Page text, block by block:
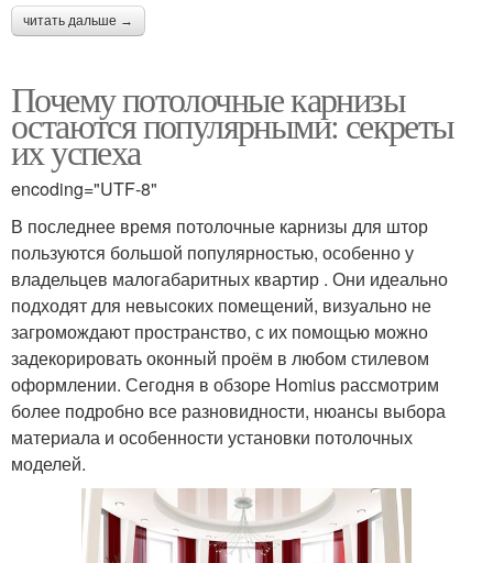
читать дальше →
Почему потолочные карнизы
остаются популярными: секреты
их успеха
encoding="UTF-8"
В последнее время потолочные карнизы для штор
пользуются большой популярностью, особенно у
владельцев малогабаритных квартир . Они идеально
подходят для невысоких помещений, визуально не
загромождают пространство, с их помощью можно
задекорировать оконный проём в любом стилевом
оформлении. Сегодня в обзоре Homius рассмотрим
более подробно все разновидности, нюансы выбора
материала и особенности установки потолочных
моделей.